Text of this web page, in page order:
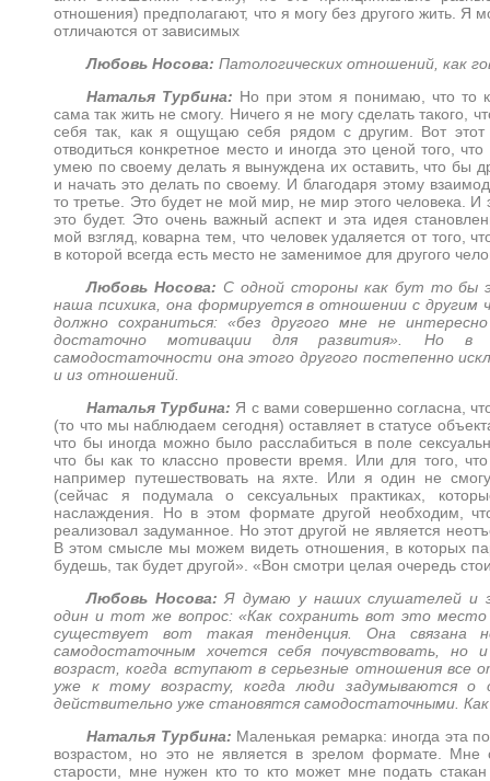
отношения) предполагают, что я могу без другого жить. Я
отличаются от зависимых
Любовь Носова: Патологических отношений, как
Наталья Турбина: Но при этом я понимаю, что то
сама так жить не смогу. Ничего я не могу сделать такого,
себя так, как я ощущаю себя рядом с другим. Вот этот
отводиться конкретное место и иногда это ценой того,
умею по своему делать я вынуждена их оставить, что бы
и начать это делать по своему. И благодаря этому
то третье. Это будет не мой мир, не мир этого человека. И
это будет. Это очень важный аспект и эта идея
мой взгляд, коварна тем, что человек удаляется от того,
в которой всегда есть место не заменимое для другого
Любовь Носова: С одной стороны как бут то бы
наша психика, она формируется в отношении с другим
должно сохраниться: «без другого мне не
достаточно мотивации для развития». Но
самодостаточности она этого другого постепенно
и из отношений.
Наталья Турбина: Я с вами совершенно согласна,
(то что мы наблюдаем сегодня) оставляет в статусе
что бы иногда можно было расслабиться в поле
что бы как то классно провести время. Или для того,
например путешествовать на яхте. Или я один не
(сейчас я подумала о сексуальных практиках,
наслаждения. Но в этом формате другой необходим,
реализовал задуманное. Но этот другой не является
В этом смысле мы можем видеть отношения, в которых
будешь, так будет другой». «Вон смотри целая очередь
Любовь Носова:Я думаю у наших слушателей и
один и тот же вопрос: «Как сохранить вот это место
существует вот такая тенденция. Она
самодостаточным хочется себя почувствовать,
возраст, когда вступают в серьезные отношения все
уже к тому возрасту, когда люди задумываются о
действительно уже становятся самодостаточными.
Наталья Турбина: Маленькая ремарка: иногда эта
возрастом, но это не является в зрелом формате. Мне
старости, мне нужен кто то кто может мне подать